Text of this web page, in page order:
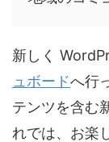
新しく
ュボードへ行
テンツを含む
れでは、お楽